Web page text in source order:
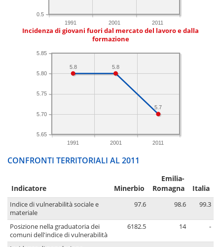
1991 2001 2011
0.5
Incidenza di giovani fuori dal mercato del lavoro e dalla
formazione
1991 2001 2011
5.65
5.70
5.75
5.80
5.85
5.7
5.8
5.8
CONFRONTI TERRITORIALI AL 2011
Indicatore Minerbio
Emilia-
Romagna
Italia
Indice di vulnerabilità sociale e
materiale
97.6 98.6 99.3
Posizione nella graduatoria dei
comuni dell'indice di vulnerabilità
6182.5 14 -